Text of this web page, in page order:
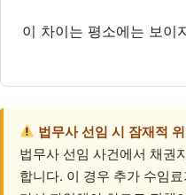
이 차이는 평소에는 보이
법무사 선임 시 잠재적
법무사 선임 사건에서 채권
합니다. 이 경우 추가 수임